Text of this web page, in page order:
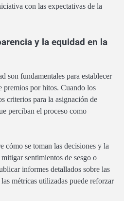
con las expectativas de la
y la equidad en la
son fundamentales para establecer
premios por hitos. Cuando los
criterios para la asignación de
perciban el proceso como
cómo se toman las decisiones y la
sentimientos de sesgo o
informes detallados sobre las
métricas utilizadas puede reforzar